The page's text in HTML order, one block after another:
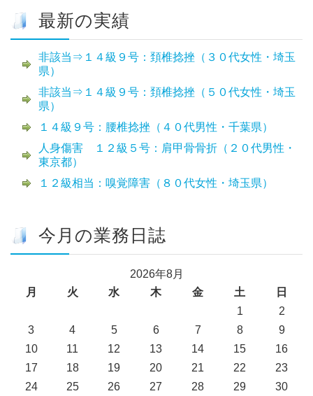
最新の実績
非該当⇒１４級９号：頚椎捻挫（３０代女性・埼玉
県）
非該当⇒１４級９号：頚椎捻挫（５０代女性・埼玉
県）
１４級９号：腰椎捻挫（４０代男性・千葉県）
人身傷害 １２級５号：肩甲骨骨折（２０代男性・
東京都）
１２級相当：嗅覚障害（８０代女性・埼玉県）
今月の業務日誌
2026年8月
月
火 水 木 金 土 日
1
2
3
4 5 6 7 8
9
10
11 12 13 14 15
16
17
18 19 20 21 22
23
24
25 26 27 28 29
30